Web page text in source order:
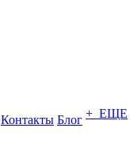
Контакты Блог + ЕЩЕ